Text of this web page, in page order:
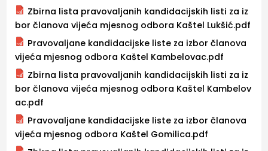
Zbirna lista pravovaljanih kandidacijskih listi za iz
bor članova vijeća mjesnog odbora Kaštel Lukšić.pdf
Pravovaljane kandidacijske liste za izbor članova
vijeća mjesnog odbora Kaštel Kambelovac.pdf
Zbirna lista pravovaljanih kandidacijskih listi za iz
bor članova vijeća mjesnog odbora Kaštel Kambelov
ac.pdf
Pravovaljane kandidacijske liste za izbor članova
vijeća mjesnog odbora Kaštel Gomilica.pdf